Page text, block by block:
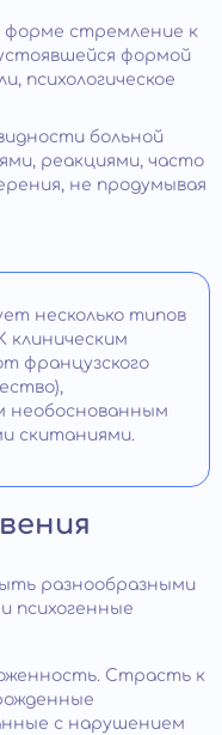
форме стремление к
формой
психологическое
больной
реакциями, часто
не продумывая
несколько типов
клиническим
французского
необоснованным
скитаниями.
разнообразными
психогенные
Страсть к
с нарушением